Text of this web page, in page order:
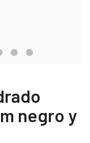
negro y